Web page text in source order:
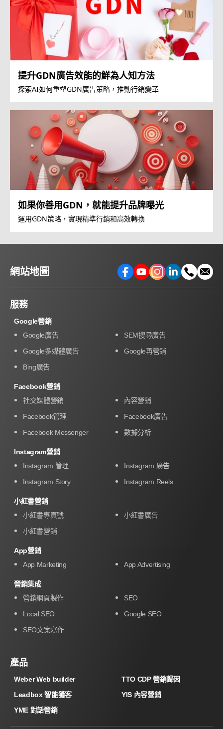
提升GDN廣告效能的鮮為人知方法
探索AI如何重塑GDN廣告策略，推動行銷變革
如果你善用GDN，就能提升品牌曝光
運用GDN策略，實現精準行銷和高效轉換
網站地圖
服務
Google營銷
Google廣告
SEM搜尋廣告
Google多媒體廣告
Google再營銷
Bing廣告
Facebook營銷
社交媒體營銷
內容營銷
Facebook管理
Facebook廣告
Facebook Messenger
數據分析
Instagram營銷
Instagram 管理
Instagram 廣告
Instagram Story
Instagram Reels
小紅書營銷
小紅書專頁號
小紅書廣告
小紅書營銷
App營銷
App Marketing
App Advertising
營銷集成
營銷網頁製作
SEO
Local SEO
Google SEO
SEO文案寫作
產品
Weber Web builder
TTO CDP 營銷歸因
Leadbox 智能獲客
YIS 內容營銷
YME 對話營銷